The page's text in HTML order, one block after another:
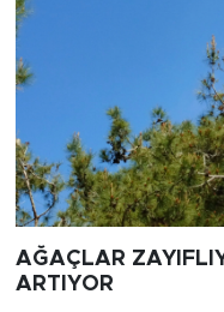
AĞAÇLAR
ARTIYOR